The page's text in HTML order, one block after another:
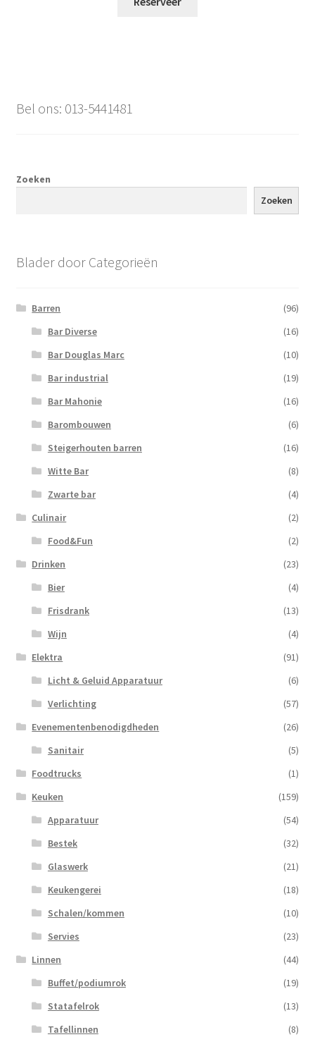
Bel ons: 013-5441481
Zoeken
Zoeken
Blader door Categorieën
Barren
(96)
Bar Diverse
(16)
Bar Douglas Marc
(10)
Bar industrial
(19)
Bar Mahonie
(16)
Barombouwen
(6)
Steigerhouten barren
(16)
Witte Bar
(8)
Zwarte bar
(4)
Culinair
(2)
Food&Fun
(2)
Drinken
(23)
Bier
(4)
Frisdrank
(13)
Wijn
(4)
Elektra
(91)
Licht & Geluid Apparatuur
(6)
Verlichting
(57)
Evenementenbenodigdheden
(26)
Sanitair
(5)
Foodtrucks
(1)
Keuken
(159)
Apparatuur
(54)
Bestek
(32)
Glaswerk
(21)
Keukengerei
(18)
Schalen/kommen
(10)
Servies
(23)
Linnen
(44)
Buffet/podiumrok
(19)
Statafelrok
(13)
Tafellinnen
(8)